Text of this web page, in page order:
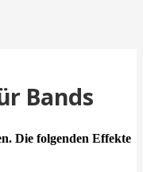
Bands
Die folgenden Effekte